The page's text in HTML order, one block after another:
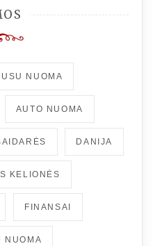
NUOMA
AUTO NUOMA
DANIJA
KELIONĖS
FINANSAI
NUOMA